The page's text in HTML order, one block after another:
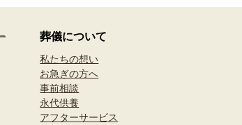
葬儀について
私たちの想い
お急ぎの方へ
事前相談
永代供養
アフターサービス